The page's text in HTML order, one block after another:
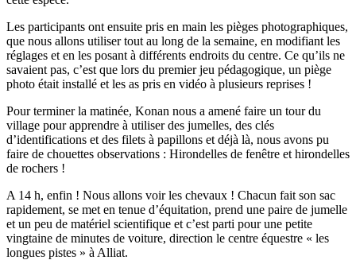
Les participants ont ensuite pris en main les pièges photographiques,
que nous allons utiliser tout au long de la semaine, en modifiant les
réglages et en les posant à différents endroits du centre. Ce qu’ils ne
savaient pas, c’est que lors du premier jeu pédagogique, un piège
photo était installé et les as pris en vidéo à plusieurs reprises !
Pour terminer la matinée, Konan nous a amené faire un tour du
village pour apprendre à utiliser des jumelles, des clés
d’identifications et des filets à papillons et déjà là, nous avons pu
faire de chouettes observations : Hirondelles de fenêtre et hirondelles
de rochers !
A 14 h, enfin ! Nous allons voir les chevaux ! Chacun fait son sac
rapidement, se met en tenue d’équitation, prend une paire de jumelle
et un peu de matériel scientifique et c’est parti pour une petite
vingtaine de minutes de voiture, direction le centre équestre « les
longues pistes » à Alliat.